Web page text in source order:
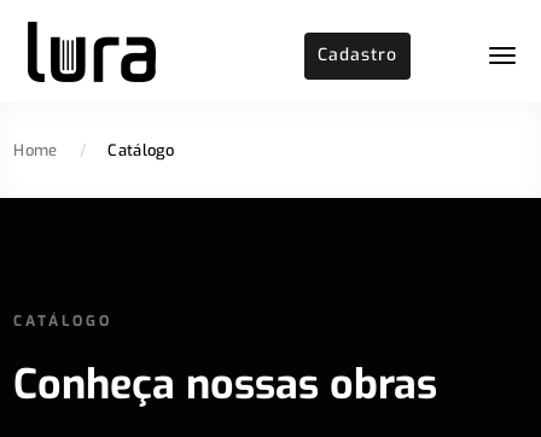
Cadastro
Home / Catálogo
CATÁLOGO
Conheça nossas obras